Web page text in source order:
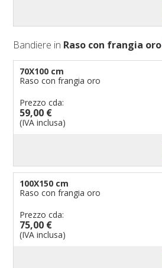
Bandiere in Raso con frangia oro
70X100 cm
Raso con frangia oro
Prezzo cda:
59,00 €
(IVA inclusa)
100X150 cm
Raso con frangia oro
Prezzo cda:
75,00 €
(IVA inclusa)